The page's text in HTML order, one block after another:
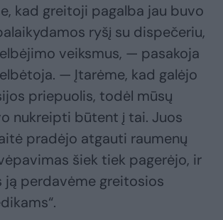
kad greitoji pagalba jau buvo
ryšį su dispečeriu,
veiksmus, — pasakoja
— Įtarėme, kad galėjo
priepuolis, todėl mūsų
nukreipti būtent į tai. Juos
pradėjo atgauti raumenų
šiek tiek pagerėjo, ir
ją perdavėme greitosios